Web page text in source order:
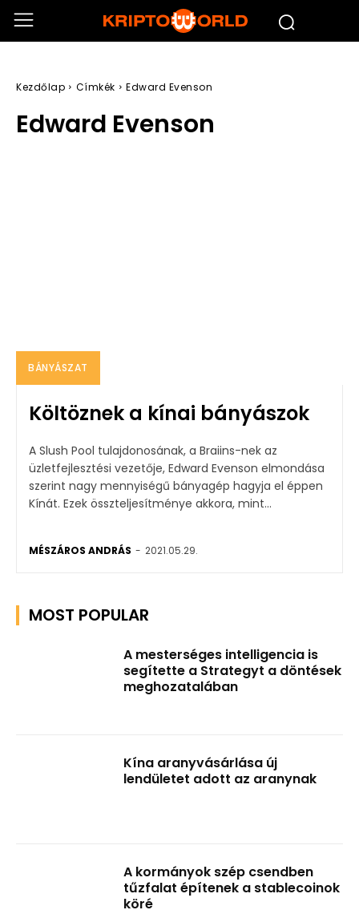
Kezdőlap Címkék Edward Evenson
Edward Evenson
BÁNYÁSZAT
Költöznek a kínai bányászok
A Slush Pool tulajdonosának, a Braiins-nek az
üzletfejlesztési vezetője, Edward Evenson elmondása
szerint nagy mennyiségű bányagép hagyja el éppen
Kínát. Ezek összteljesítménye akkora, mint...
MÉSZÁROS ANDRÁS - 2021.05.29.
MOST POPULAR
A mesterséges intelligencia is
segítette a Strategyt a döntések
meghozatalában
Kína aranyvásárlása új
lendületet adott az aranynak
A kormányok szép csendben
tűzfalat építenek a stablecoinok
köré